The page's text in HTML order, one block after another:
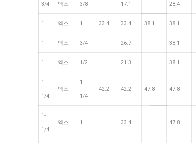
3/4 엑스 3/8 17.1 28.4
1 엑스 1 33.4 33.4 38.1 38.1
1 엑스 3/4 26.7 38.1
1 엑스 1/2 21.3 38.1
1-
1/4
엑스
1-
1/4
42.2 42.2 47.8 47.8
1-
1/4
엑스 1 33.4 47.8